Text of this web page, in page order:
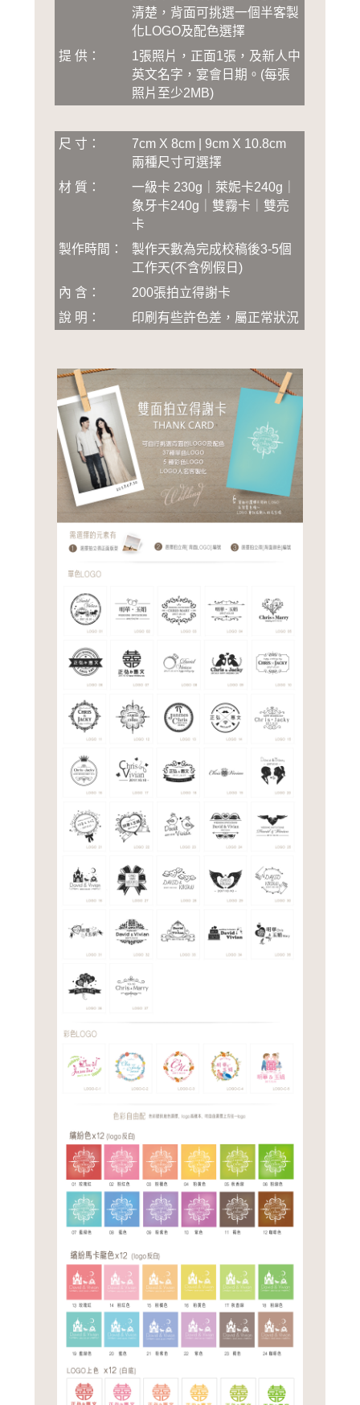
清楚，背面可挑選一個半客製
化LOGO及配色選擇
提 供：
1張照片，正面1張，及新人中
英文名字，宴會日期 。 (每張
照片至少2MB)
尺 寸：
7cm X 8cm | 9cm X 10.8cm
兩種尺寸可選擇
材 質：
一級卡 230g｜萊妮卡240g｜
象牙卡240g｜雙霧卡｜雙亮
卡
製作時間：
製作天數為完成校稿後3-5個
工作天(不含例假日)
內 含：
200張拍立得謝卡
說 明：
印刷有些許色差，屬正常狀況